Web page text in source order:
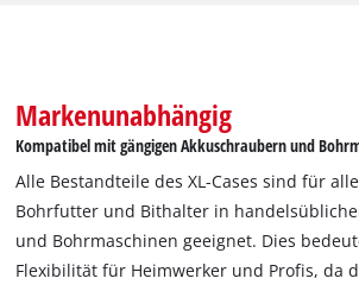
gefertigt und zeichnen sich durch ihre
Zudem umfasst das Bit-Set acht
hochwertigem HSS 4241 Stahl in den
/ 2x 5 / 2x 6 mm. Die silbern polierten
Schaft ermöglichen effiziente
beinhaltet das Einhell-Set acht
Markenunabhängig
Kompatibel mit gängigen Akkuschraubern und
Alle Bestandteile des XL-Cases sind für
Bohrfutter und Bithalter in
und Bohrmaschinen geeignet. Dies
Flexibilität für Heimwerker und Profis, da